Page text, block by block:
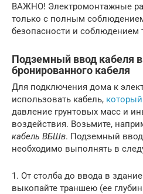
ВАЖНО! Электромонтажные
только с полным
безопасности и соблюдением
Подземный ввод кабеля
бронированного кабеля
Для подключения дома к
использовать кабель,
давление грунтовых масс и
воздействия. Возьмите,
кабель ВБШв. Подземный
необходимо выполнять в
1. От столба до ввода в
выкопайте траншею (ее